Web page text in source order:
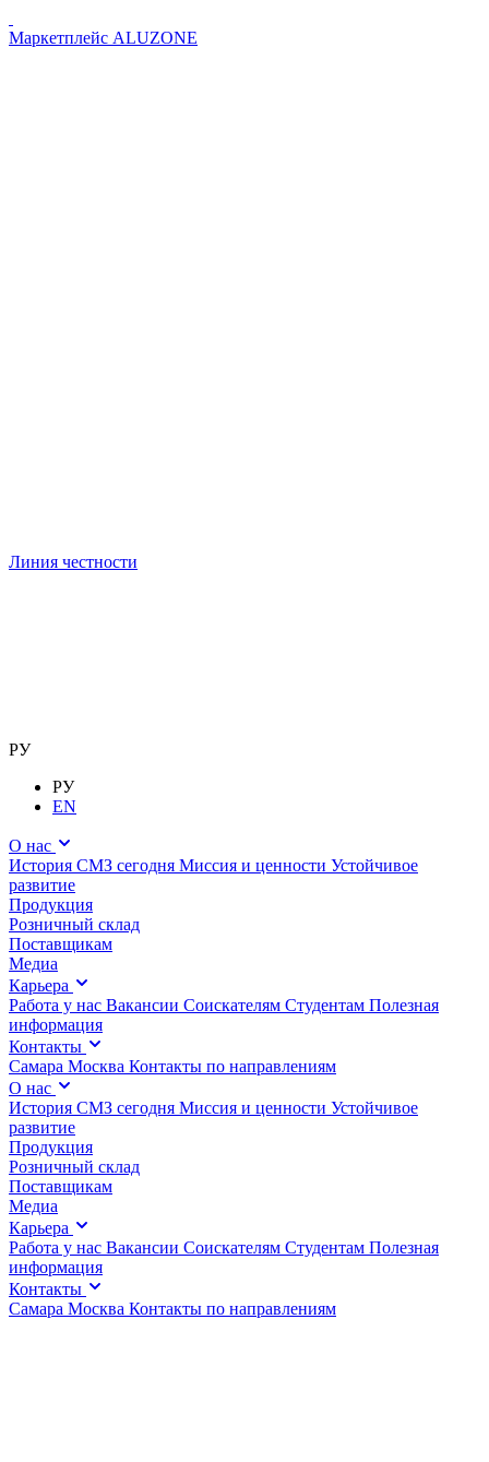
Маркетплейс ALUZONE
Линия честности
РУ
РУ
EN
О нас
История СМЗ сегодня Миссия и ценности Устойчивое
развитие
Продукция
Розничный склад
Поставщикам
Медиа
Карьера
Работа у нас Вакансии Соискателям Студентам Полезная
информация
Контакты
Самара Москва Контакты по направлениям
О нас
История СМЗ сегодня Миссия и ценности Устойчивое
развитие
Продукция
Розничный склад
Поставщикам
Медиа
Карьера
Работа у нас Вакансии Соискателям Студентам Полезная
информация
Контакты
Самара Москва Контакты по направлениям